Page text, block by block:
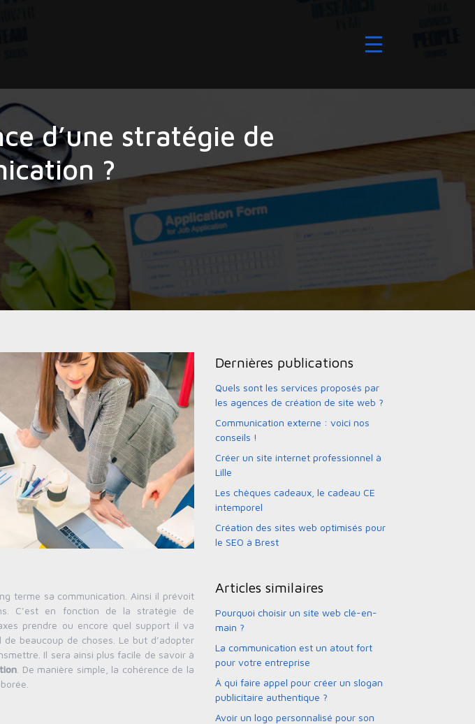
d’une stratégie de
?
terme sa communication. Ainsi il prévoit
C’est en fonction de la stratégie de
prendre ou encore quel support il va
beaucoup de choses. Le but d’adopter
Il sera ainsi plus facile de savoir à
. De manière simple, la cohérence de la
Dernières publications
Quels sont les services proposés par
les agences de création de site web ?
Communication externe : voici nos
conseils !
Créer un site internet professionnel à
Lille
Les chèques cadeaux, le cadeau CE
intemporel
Création des sites web optimisés pour
le SEO à Brest
Articles similaires
Pourquoi choisir un site web clé-en-
main ?
La communication est un atout fort
pour votre entreprise
À qui faire appel pour créer un slogan
publicitaire authentique ?
Avoir un logo personnalisé pour son